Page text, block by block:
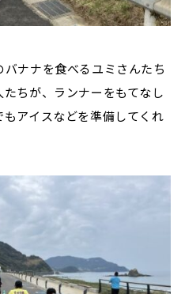
ナナを食べるユミさんたち
ちが、ランナーをもてなし
アイスなどを準備してくれ